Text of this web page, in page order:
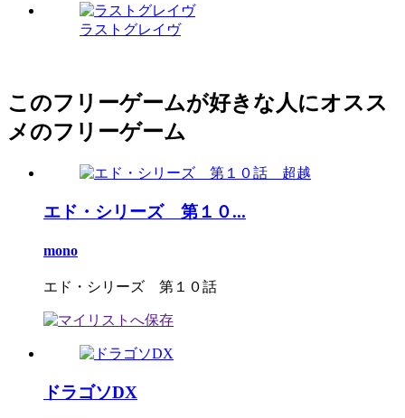
ラストグレイヴ
このフリーゲームが好きな人にオスス
メのフリーゲーム
エド・シリーズ 第１０...
mono
エド・シリーズ 第１０話
ドラゴソDX